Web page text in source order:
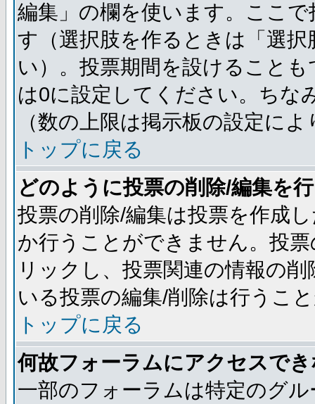
編集」の欄を使います。ここ
す（選択肢を作るときは「選
い）。投票期間を設けること
は0に設定してください。ちな
（数の上限は掲示板の設定に
トップに戻る
どのように投票の削除/編集を
投票の削除/編集は投票を作成
か行うことができません。投
リックし、投票関連の情報の
いる投票の編集/削除は行うこ
トップに戻る
何故フォーラムにアクセスで
一部のフォーラムは特定のグ